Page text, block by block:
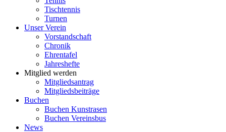
Tischtennis
Turnen
Unser Verein
Vorstandschaft
Chronik
Ehrentafel
Jahreshefte
Mitglied werden
Mitgliedsantrag
Mitgliedsbeiträge
Buchen
Buchen Kunstrasen
Buchen Vereinsbus
News